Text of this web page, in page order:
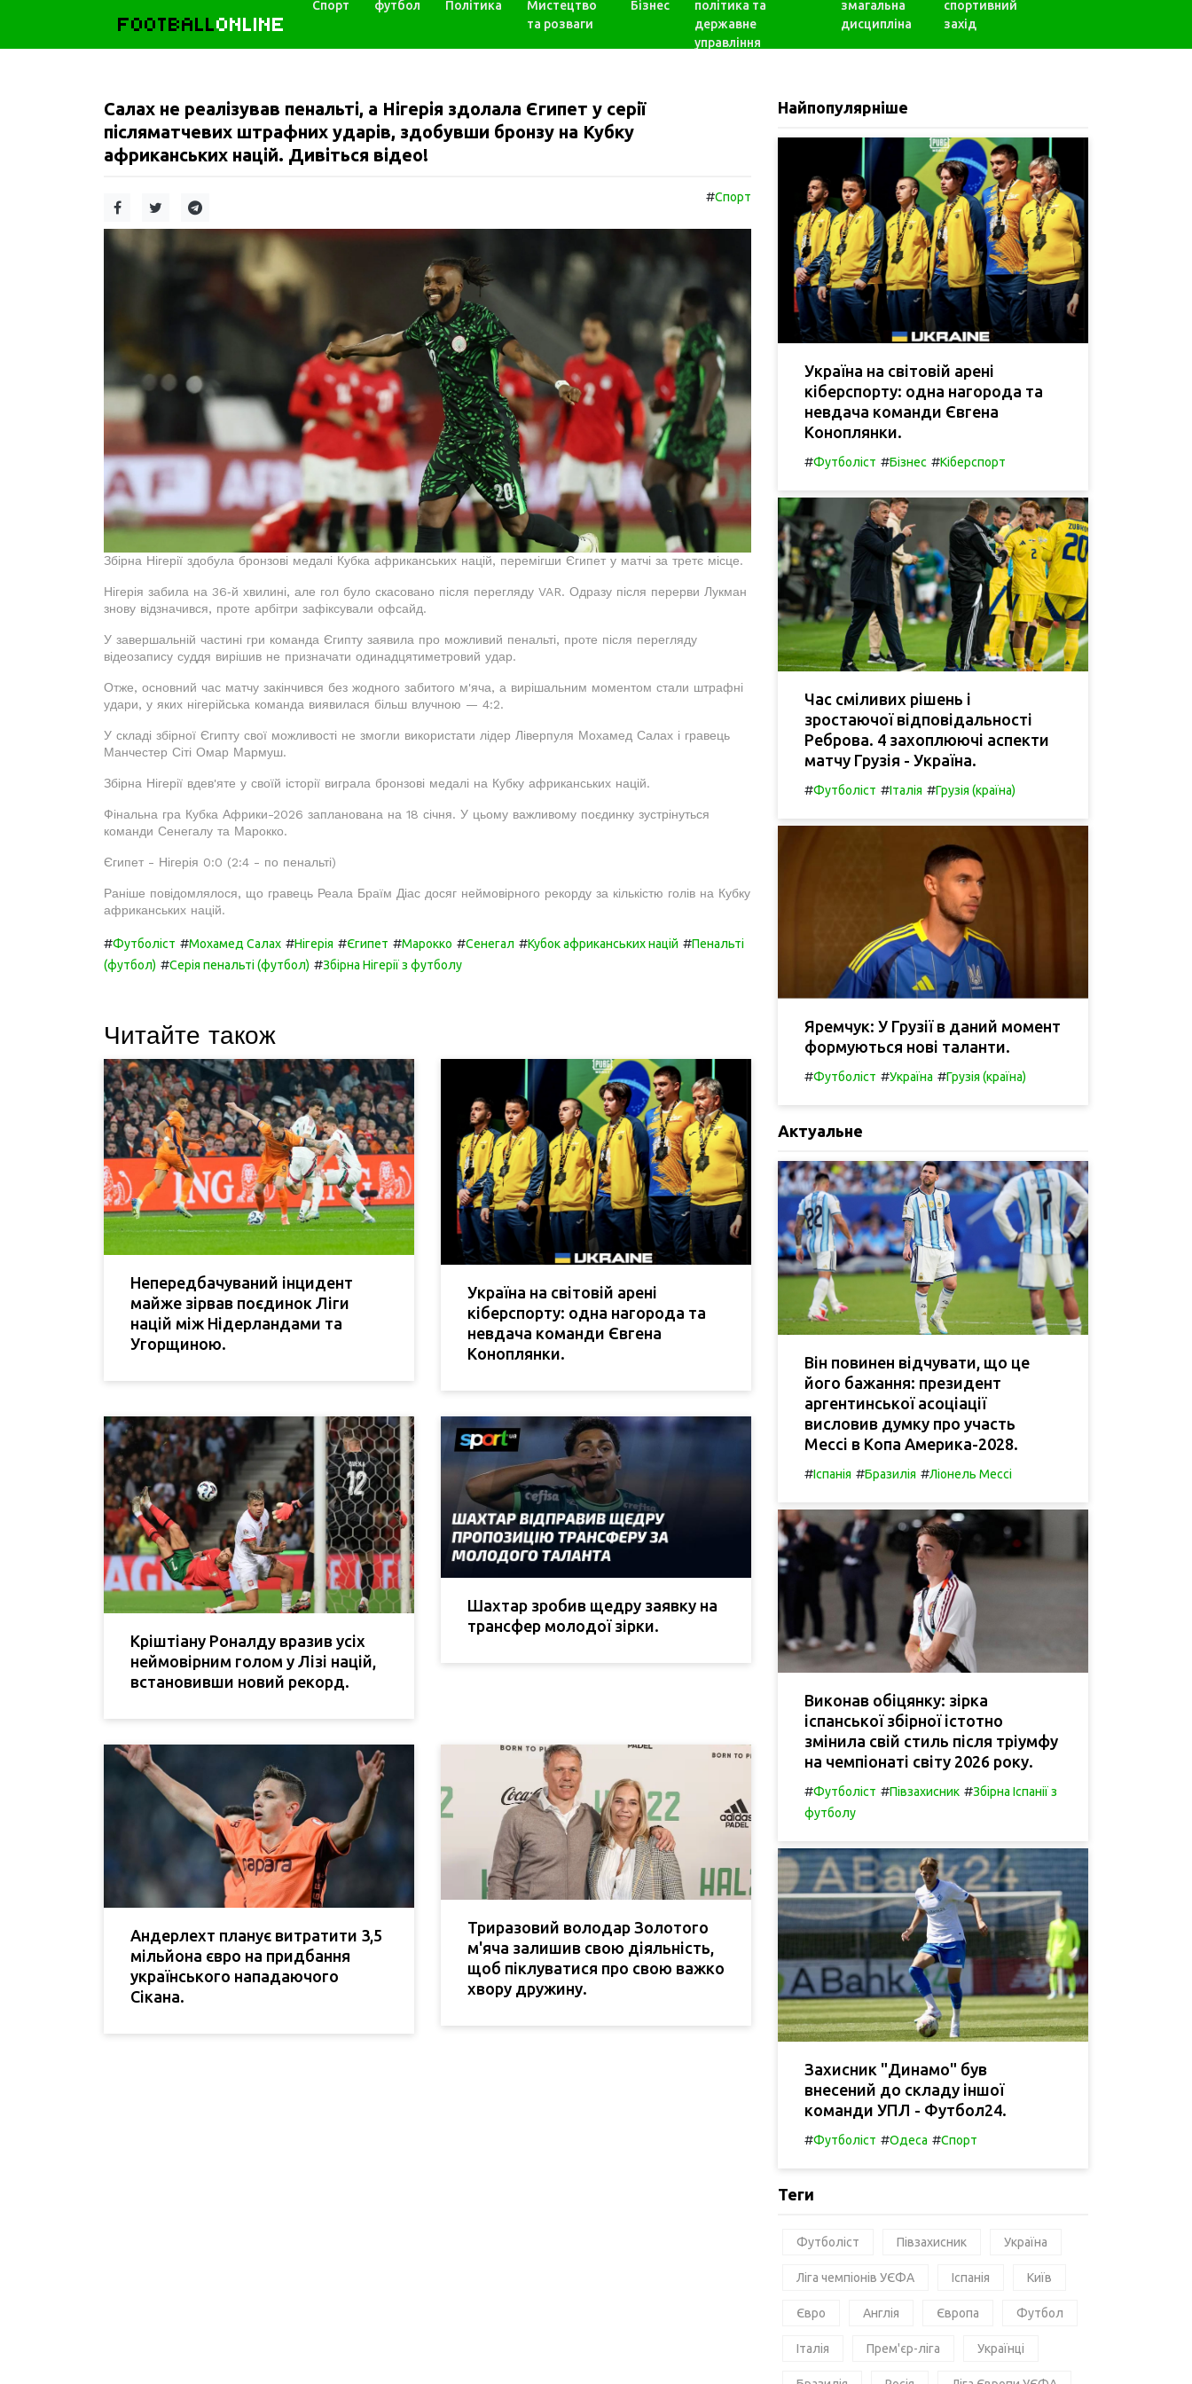
FOOTBALLONLINE
Спорт футбол Політика
Мистецтво
та розваги
Бізнес
політика та
державне
управління
змагальна
дисципліна
спортивний
захід
Салах не реалізував пенальті, а Нігерія здолала Єгипет у серії
післяматчевих штрафних ударів, здобувши бронзу на Кубку
африканських націй. Дивіться відео!
#Спорт
Збірна Нігерії здобула бронзові медалі Кубка африканських націй, перемігши Єгипет у матчі за третє місце.
Нігерія забила на 36‑й хвилині, але гол було скасовано після перегляду VAR. Одразу після перерви Лукман
знову відзначився, проте арбітри зафіксували офсайд.
У завершальній частині гри команда Єгипту заявила про можливий пенальті, проте після перегляду
відеозапису суддя вирішив не призначати одинадцятиметровий удар.
Отже, основний час матчу закінчився без жодного забитого м'яча, а вирішальним моментом стали штрафні
удари, у яких нігерійська команда виявилася більш влучною — 4:2.
У складі збірної Єгипту свої можливості не змогли використати лідер Ліверпуля Мохамед Салах і гравець
Манчестер Сіті Омар Мармуш.
Збірна Нігерії вдев'яте у своїй історії виграла бронзові медалі на Кубку африканських націй.
Фінальна гра Кубка Африки-2026 запланована на 18 січня. У цьому важливому поєдинку зустрінуться
команди Сенегалу та Марокко.
Єгипет - Нігерія 0:0 (2:4 - по пенальті)
Раніше повідомлялося, що гравець Реала Браїм Діас досяг неймовірного рекорду за кількістю голів на Кубку
африканських націй.
#Футболіст #Мохамед Салах #Нігерія #Єгипет #Марокко #Сенегал #Кубок африканських націй #Пенальті
(футбол) #Серія пенальті (футбол) #Збірна Нігерії з футболу
Читайте також
Непередбачуваний інцидент
майже зірвав поєдинок Ліги
націй між Нідерландами та
Угорщиною.
Україна на світовій арені
кіберспорту: одна нагорода та
невдача команди Євгена
Коноплянки.
Кріштіану Роналду вразив усіх
неймовірним голом у Лізі націй,
встановивши новий рекорд.
Шахтар зробив щедру заявку на
трансфер молодої зірки.
Андерлехт планує витратити 3,5
мільйона євро на придбання
українського нападаючого
Сікана.
Триразовий володар Золотого
м'яча залишив свою діяльність,
щоб піклуватися про свою важко
хвору дружину.
Найпопулярніше
Україна на світовій арені
кіберспорту: одна нагорода та
невдача команди Євгена
Коноплянки.
#Футболіст #Бізнес #Кіберспорт
Час сміливих рішень і
зростаючої відповідальності
Реброва. 4 захоплюючі аспекти
матчу Грузія - Україна.
#Футболіст #Італія #Грузія (країна)
Яремчук: У Грузії в даний момент
формуються нові таланти.
#Футболіст #Україна #Грузія (країна)
Актуальне
Він повинен відчувати, що це
його бажання: президент
аргентинської асоціації
висловив думку про участь
Мессі в Копа Америка-2028.
#Іспанія #Бразилія #Ліонель Мессі
Виконав обіцянку: зірка
іспанської збірної істотно
змінила свій стиль після тріумфу
на чемпіонаті світу 2026 року.
#Футболіст #Півзахисник #Збірна Іспанії з
футболу
Захисник "Динамо" був
внесений до складу іншої
команди УПЛ - Футбол24.
#Футболіст #Одеса #Спорт
Теги
Футболіст Півзахисник Україна
Ліга чемпіонів УЄФА Іспанія Київ
Євро Англія Європа Футбол
Італія Прем'єр-ліга Українці